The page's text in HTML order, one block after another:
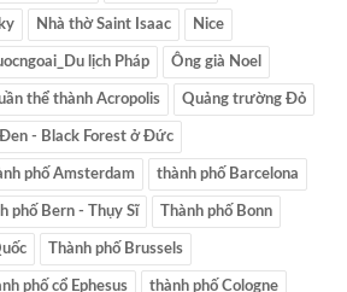
Nhà thờ Saint Isaac Nice
lịch Pháp Ông già Noel
thể thành Acropolis Quảng trường Đỏ
- Black Forest ở Đức
phố Amsterdam thành phố Barcelona
phố Bern - Thụy Sĩ Thành phố Bonn
Thành phố Brussels
phố cổ Ephesus thành phố Cologne